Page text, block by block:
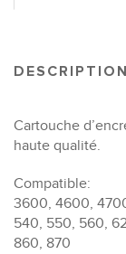
DESCRIPTION
Cartouche
haute qualité.
Compatible:
3600, 4600,
540, 550, 560,
860, 870